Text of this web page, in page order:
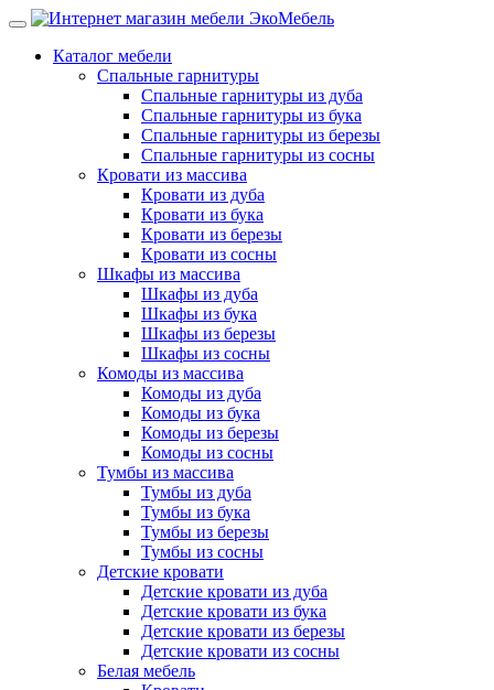
Каталог мебели
Спальные гарнитуры
Спальные гарнитуры из дуба
Спальные гарнитуры из бука
Спальные гарнитуры из березы
Спальные гарнитуры из сосны
Кровати из массива
Кровати из дуба
Кровати из бука
Кровати из березы
Кровати из сосны
Шкафы из массива
Шкафы из дуба
Шкафы из бука
Шкафы из березы
Шкафы из сосны
Комоды из массива
Комоды из дуба
Комоды из бука
Комоды из березы
Комоды из сосны
Тумбы из массива
Тумбы из дуба
Тумбы из бука
Тумбы из березы
Тумбы из сосны
Детские кровати
Детские кровати из дуба
Детские кровати из бука
Детские кровати из березы
Детские кровати из сосны
Белая мебель